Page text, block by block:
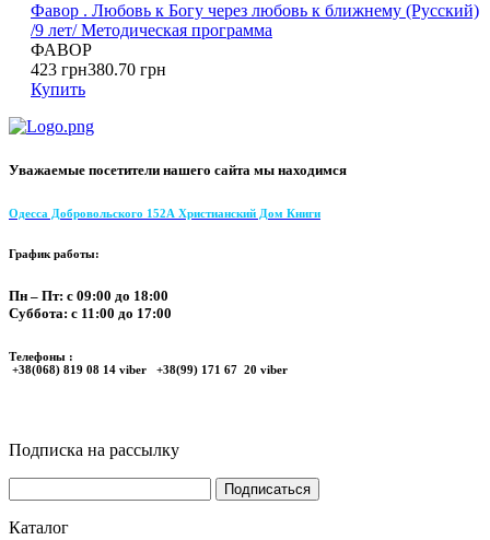
Фавор . Любовь к Богу через любовь к ближнему (Русский)
/9 лет/ Методическая программа
ФАВОР
423 грн380.70 грн
Купить
Уважаемые посетители нашего сайта мы находимся
Одесса Добровольского 152А Христианский Дом Книги
График работы:
Пн – Пт: с 09:00 до 18:00
Суббота: с 11:00 до 17:00
Телефоны :
+38(068) 819 08 14 viber +38(99) 171 67 20 viber
Подписка на рассылку
Каталог